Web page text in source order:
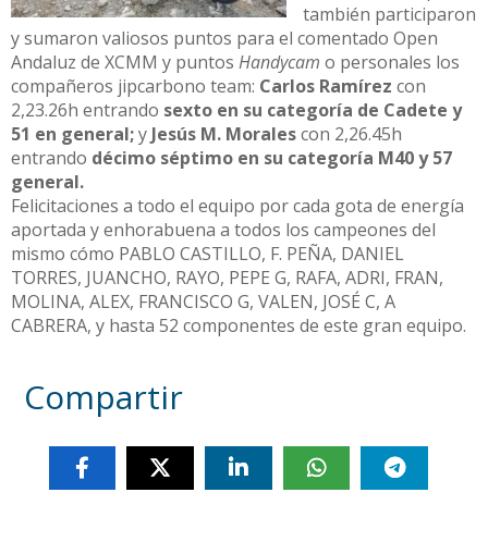
también participaron
y sumaron valiosos puntos para el comentado Open
Andaluz de XCMM y puntos Handycam o personales los
compañeros jipcarbono team: Carlos Ramírez con
2,23.26h entrando sexto en su categoría de Cadete y
51 en general;y Jesús M. Moralescon 2,26.45h
entrando décimo séptimo en su categoría M40 y 57
general.
Felicitaciones a todo el equipo por cada gota de energía
aportada y enhorabuena a todos los campeones del
mismo cómo PABLO CASTILLO, F. PEÑA, DANIEL
TORRES, JUANCHO, RAYO, PEPE G, RAFA, ADRI, FRAN,
MOLINA, ALEX, FRANCISCO G, VALEN, JOSÉ C, A
CABRERA, y hasta 52 componentes de este gran equipo.
Compartir